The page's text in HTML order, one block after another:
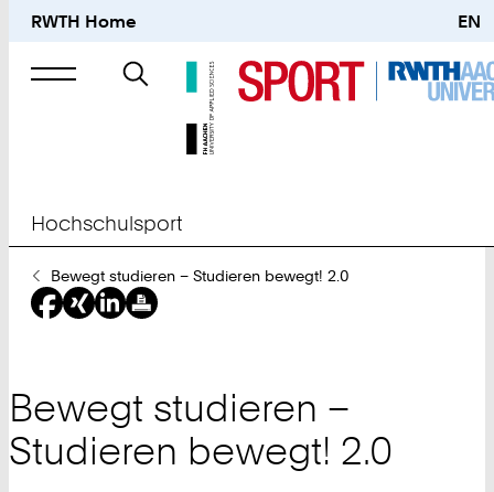
RWTH Home EN
Suche
nach
Hochschulsport
Sie
sind
hier:
Bewegt studieren – Studieren bewegt! 2.0
Bewegt studieren –
Studieren bewegt! 2.0